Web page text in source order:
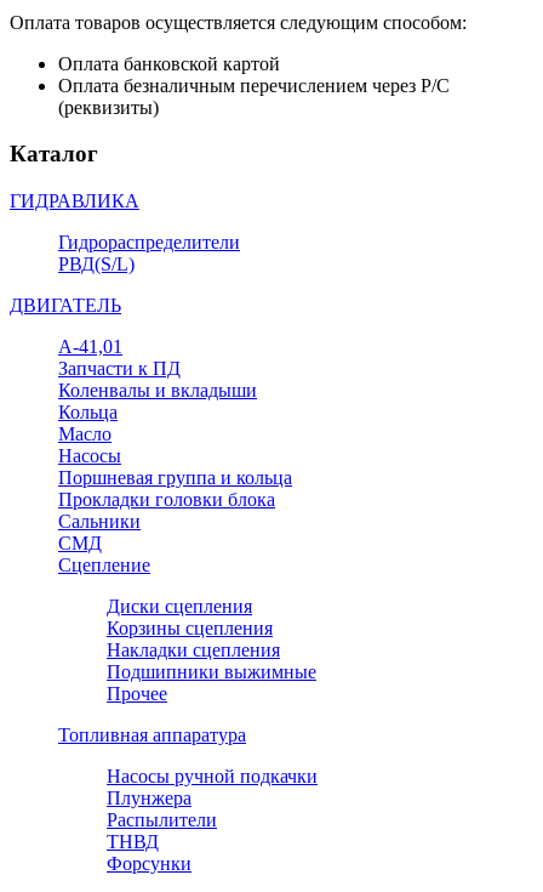
Оплата товаров осуществляется следующим способом:
Оплата банковской картой
Оплата безналичным перечислением через Р/С
(реквизиты)
Каталог
ГИДРАВЛИКА
Гидрораспределители
РВД(S/L)
ДВИГАТЕЛЬ
А-41,01
Запчасти к ПД
Коленвалы и вкладыши
Кольца
Масло
Насосы
Поршневая группа и кольца
Прокладки головки блока
Сальники
СМД
Сцепление
Диски сцепления
Корзины сцепления
Накладки сцепления
Подшипники выжимные
Прочее
Топливная аппаратура
Насосы ручной подкачки
Плунжера
Распылители
ТНВД
Форсунки